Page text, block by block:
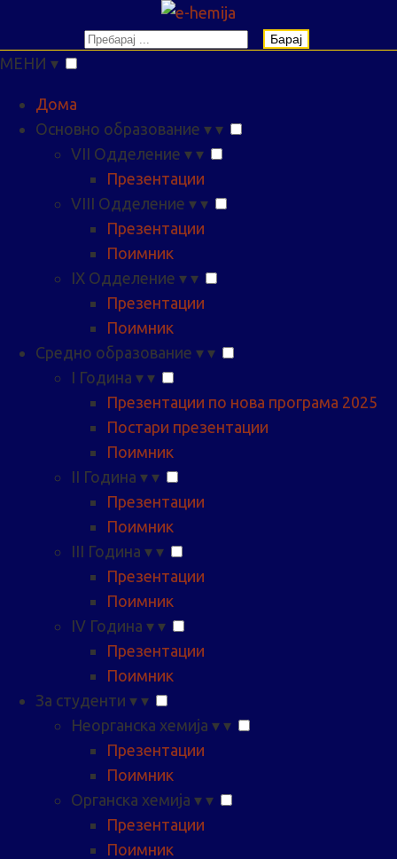
Барај
МЕНИ ▾
Дома
Основно образование ▾ ▾
VII Одделение ▾ ▾
Презентации
VIII Одделение ▾ ▾
Презентации
Поимник
IX Одделение ▾ ▾
Презентации
Поимник
Средно образование ▾ ▾
I Година ▾ ▾
Презентации по нова програма 2025
Постари презентации
Поимник
II Година ▾ ▾
Презентации
Поимник
III Година ▾ ▾
Презентации
Поимник
IV Година ▾ ▾
Презентации
Поимник
За студенти ▾ ▾
Неорганска хемија ▾ ▾
Презентации
Поимник
Органска хемија ▾ ▾
Презентации
Поимник